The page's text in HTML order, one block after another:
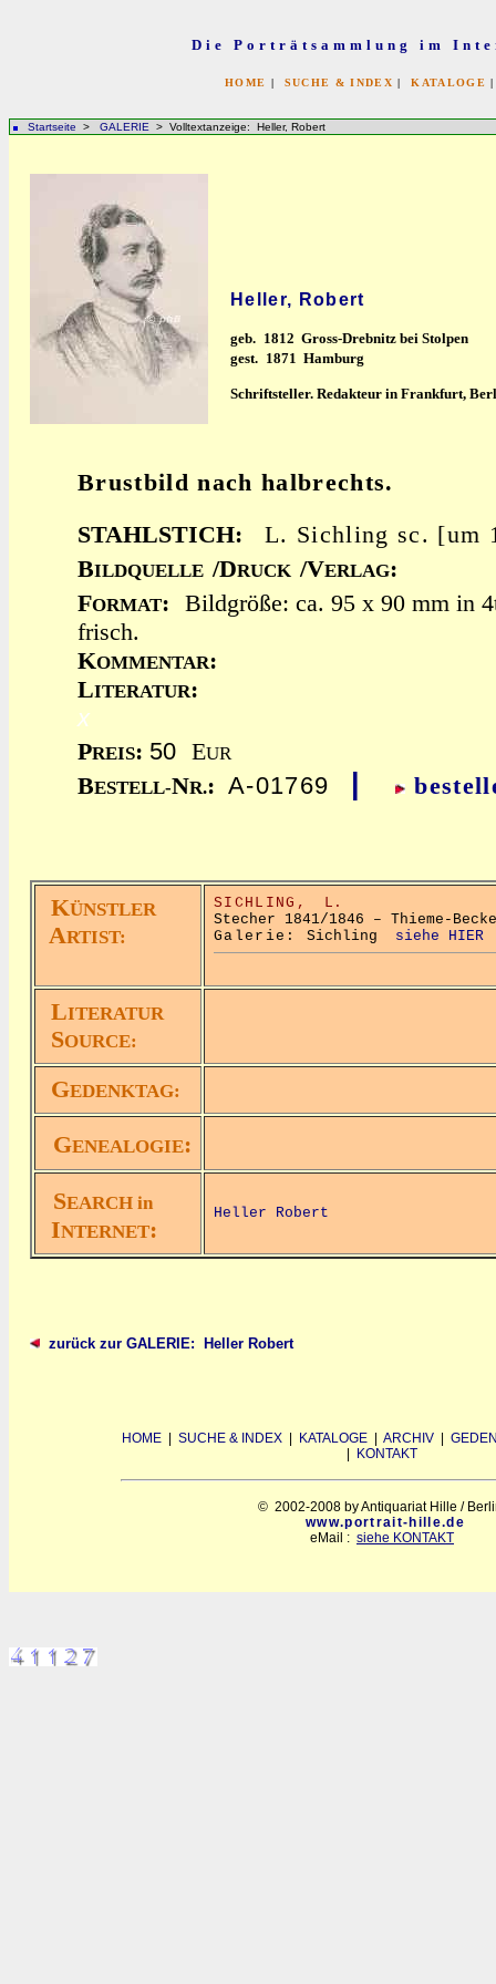
Die Porträtsammlung im
HOME | SUCHE & INDEX |KATALOGE
Startseite > GALERIE > Volltextanzeige: Heller, Robert
Heller, Robert
geb. 1812 Gross-Drebnitz bei Stolpen
gest. 1871 Hamburg
Schriftsteller. Redakteur in Frankfurt,
Brustbild nach halbrechts.
STAHLSTICH:
L. Sichling sc. [um
BILDQUELLE /DRUCK /VERLAG:
FORMAT:
Bildgröße: ca. 95 x 90 mm in
frisch.
KOMMENTAR:
LITERATUR:
x
PREIS: 50 EUR
BESTELL-NR.: A-01769 |
KÜNSTLER
ARTIST:
SICHLING,
L.
Stecher 1841/1846 – Thieme-
Galerie: Sichling siehe HIER
LITERATUR
SOURCE:
GEDENKTAG:
GENEALOGIE:
SEARCH in
INTERNET:
Heller Robert
zurück zur GALERIE: Heller Robert
HOME SUCHE & INDEX KATALOGE ARCHIV
KONTAKT
© 2002-2008 by Antiquariat Hille /
www.portrait-hille.de
eMail : siehe KONTAKT